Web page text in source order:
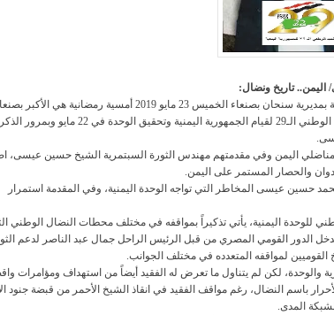
اليمن.. تاريخ ونضال:
نظم منتدى حكيم الأحرار الثقافي بالتعاون مع منظمة مناضلي الثورة اليمنية بمديرية سنحان بصنعاء الخميس 23 مايو 2019 أمسية رمضانية هي
بمرور مناسبتان وطنيتان مهمة في حياة وتاريخ الشعب اليمني، وهما العيد الوطني الـ29 لقيام الجمهورية اليمنية وتحقيق الوحدة في 22
اليمن وفي مقدمتهم مهندس الثورة السبتمرية الشيخ حسين عيسى،
والحصار المستمر على اليمن.
حسين عيسى المخاطر التي تواجه الوحدة اليمنية، وفي المقدمة استمرار
للوحدة اليمنية، يأتي تذكيراً بمواقفه في مختلف محطات النضال الوطني
الدور القومي المصري من قبل الرئيس الراحل جمال عبد الناصر لدعم
القوميين لمواقفه المتعدده في مختلف الجوانب.
والوحدة، لكن لم يتناول ما تعرض له الفقيد أيضاً من استهداف ومؤامرات
باسم النضال، رغم مواقف الفقيد في انقاذ الشيخ الأحمر من قبضة جنود
لشبكة المدى.